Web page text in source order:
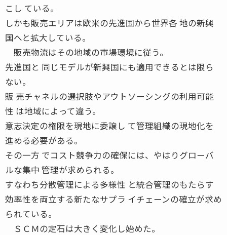
こし ている。
しかも販売エリアは欧米の先進国から世界各 地の新興
国へと拡大している。
販売物流はその地域の市場環境に従う。
先進国と 同じモデルが新興国にも適用できるとは限ら
ない。
販 売チャネルの選択肢やアウトソーシングの利用可能
性 は地域によって違う。
意志決定の権限を現地に委譲し て管理組織の現地化を
進める必要がある。
その一方 でコスト競争力の確保には、やはりグローバ
ルな集中 管理が求められる。
すなわち分散管理による多様性 と統合管理のもたらす
効率性を両立する新たなサプラ イチェーンの確立が求め
られている。
ＳＣＭの定石は大きく変化し始めた。